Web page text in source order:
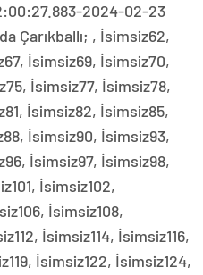
2024-02-23
Çarıkballı; , İsimsiz62,
İsimsiz69, İsimsiz70,
İsimsiz77, İsimsiz78,
İsimsiz82, İsimsiz85,
İsimsiz90, İsimsiz93,
İsimsiz97, İsimsiz98,
İsimsiz102,
İsimsiz108,
İsimsiz114, İsimsiz116,
İsimsiz122, İsimsiz124,